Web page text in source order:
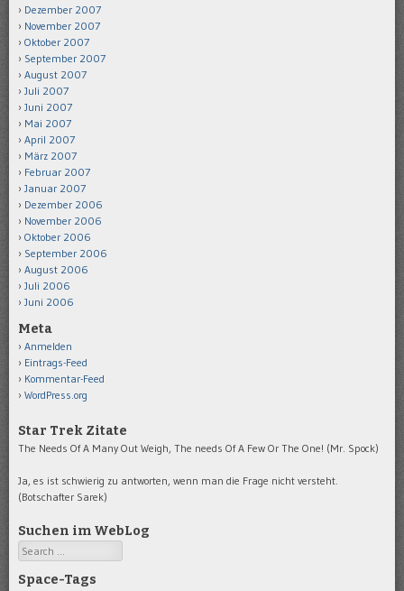
Dezember 2007
November 2007
Oktober 2007
September 2007
August 2007
Juli 2007
Juni 2007
Mai 2007
April 2007
März 2007
Februar 2007
Januar 2007
Dezember 2006
November 2006
Oktober 2006
September 2006
August 2006
Juli 2006
Juni 2006
Meta
Anmelden
Eintrags-Feed
Kommentar-Feed
WordPress.org
Star Trek Zitate
The Needs Of A Many Out Weigh, The needs Of A Few Or The One! (Mr. Spock)
Ja, es ist schwierig zu antworten, wenn man die Frage nicht versteht.
(Botschafter Sarek)
Suchen im WebLog
Search
Space-Tags